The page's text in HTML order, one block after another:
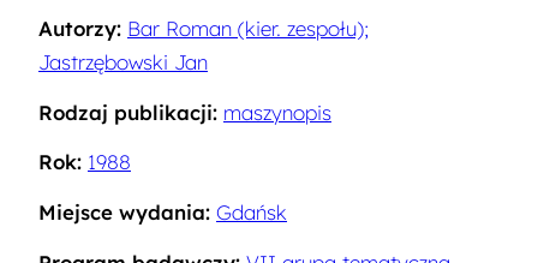
Autorzy: Bar Roman (kier. zespołu);
Jastrzębowski Jan
Rodzaj publikacji: maszynopis
Rok: 1988
Miejsce wydania: Gdańsk